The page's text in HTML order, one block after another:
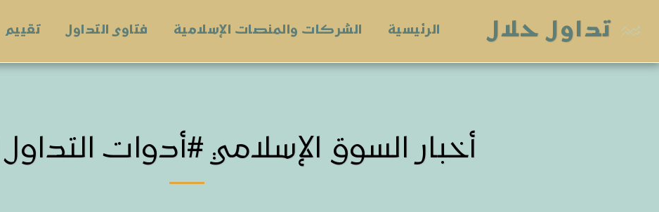
تداول حلال الرئيسية الشركات والمنصات الإسلامية فتاوى التداول تقييم
أخبار السوق الإسلامي #أدوات